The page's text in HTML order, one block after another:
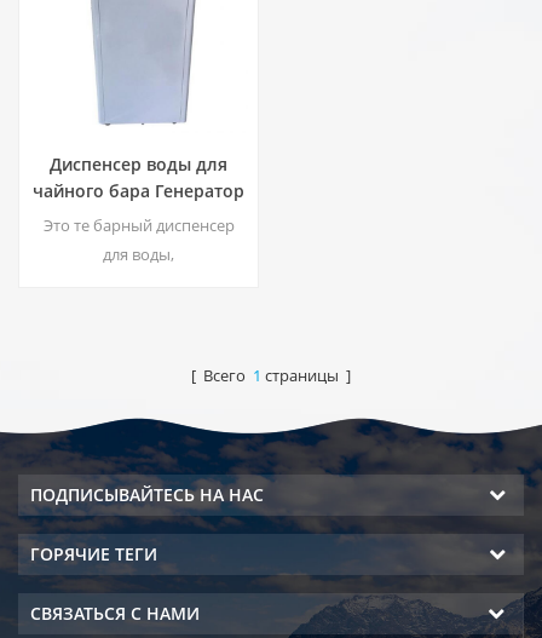
Диспенсер воды для
чайного бара Генератор
атмосферной воды HC-
Это те барный диспенсер
для воды,
воды из воздуха, система
выход холодной чистой
воды. ЖК-дисплей.
[ Всего 1 страницы ]
ПОДПИСЫВАЙТЕСЬ НА НАС
ГОРЯЧИЕ ТЕГИ
СВЯЗАТЬСЯ С НАМИ